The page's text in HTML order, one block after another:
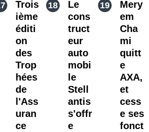
Trois
ième
éditi
on
des
Trop
hées
de
l'Ass
uran
ce
Le
cons
truct
eur
auto
mobi
le
Stell
antis
s'offr
e
Mery
em
Cha
mi
quitt
e
AXA,
et
cess
e ses
fonct